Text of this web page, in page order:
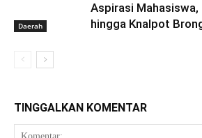
Daerah
Aspirasi
hingga Knalpot
TINGGALKAN KOMENTAR